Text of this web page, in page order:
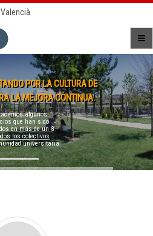
Valencià
POR LA CULTURA DE
LA MEJORA CONTINUA.
algunos
que han sido
enmás de un 8
los colectivos
universitaria